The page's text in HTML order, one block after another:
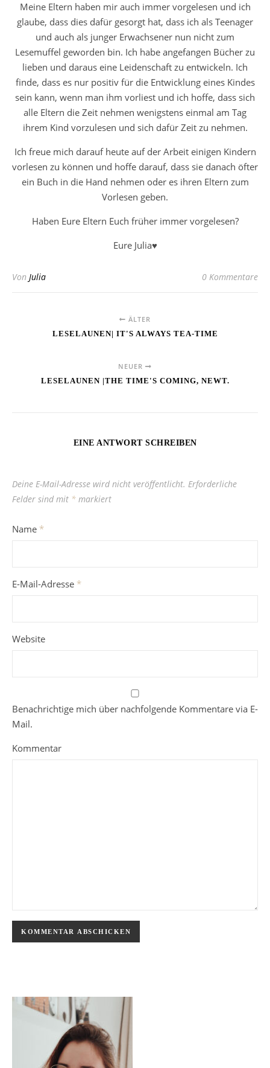
Meine Eltern haben mir auch immer vorgelesen und ich
glaube, dass dies dafür gesorgt hat, dass ich als Teenager
und auch als junger Erwachsener nun nicht zum
Lesemuffel geworden bin. Ich habe angefangen Bücher zu
lieben und daraus eine Leidenschaft zu entwickeln. Ich
finde, dass es nur positiv für die Entwicklung eines Kindes
sein kann, wenn man ihm vorliest und ich hoffe, dass sich
alle Eltern die Zeit nehmen wenigstens einmal am Tag
ihrem Kind vorzulesen und sich dafür Zeit zu nehmen.
Ich freue mich darauf heute auf der Arbeit einigen Kindern
vorlesen zu können und hoffe darauf, dass sie danach öfter
ein Buch in die Hand nehmen oder es ihren Eltern zum
Vorlesen geben.
Haben Eure Eltern Euch früher immer vorgelesen?
Eure Julia♥
Von Julia 0 Kommentare
ÄLTER
LESELAUNEN| IT'S ALWAYS TEA-TIME
NEUER
LESELAUNEN |THE TIME'S COMING, NEWT.
EINE ANTWORT SCHREIBEN
Deine E-Mail-Adresse wird nicht veröffentlicht. Erforderliche
Felder sind mit * markiert
Name *
E-Mail-Adresse *
Website
Benachrichtige mich über nachfolgende Kommentare via E-
Mail.
Kommentar